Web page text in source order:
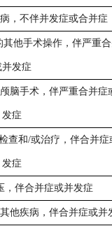
，不伴并发症或合并症
其他手术操作，伴严重
并发症
脑手术，伴严重合并症
发症
查和/或治疗，伴合并症
发症
，伴合并症或并发症
他疾病，伴合并症或并